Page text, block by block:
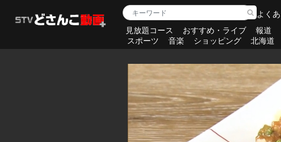
よく
見放題コース おすすめ・ライブ 報道
スポーツ
音楽 ショッピング 北海道